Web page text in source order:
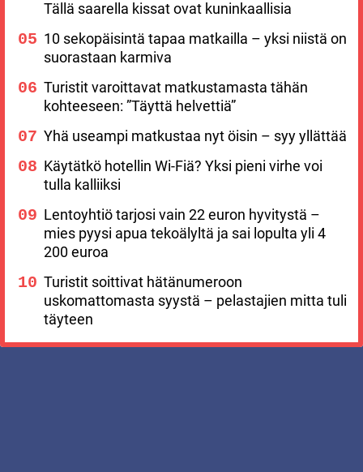
Tällä saarella kissat ovat kuninkaallisia
10 sekopäisintä tapaa matkailla – yksi niistä on
suorastaan karmiva
Turistit varoittavat matkustamasta tähän
kohteeseen: ”Täyttä helvettiä”
Yhä useampi matkustaa nyt öisin – syy yllättää
Käytätkö hotellin Wi-Fiä? Yksi pieni virhe voi
tulla kalliiksi
Lentoyhtiö tarjosi vain 22 euron hyvitystä –
mies pyysi apua tekoälyltä ja sai lopulta yli 4
200 euroa
Turistit soittivat hätänumeroon
uskomattomasta syystä – pelastajien mitta tuli
täyteen